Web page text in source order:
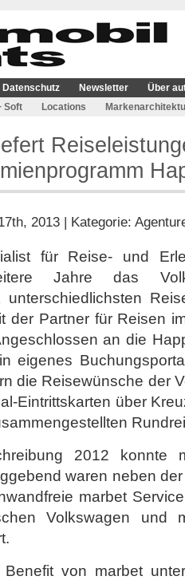
Datenschutz Newsletter
Über
Soft Locations
2013 | Kategorie:
für Reise- und
Jahre das
unterschiedlichsten
der Partner für Reisen
an die
eigenes
die Reisewünsche der
Eintrittskarten über
2012 konnte
waren neben
marbet
Volkswagen und
Benefit von marbet